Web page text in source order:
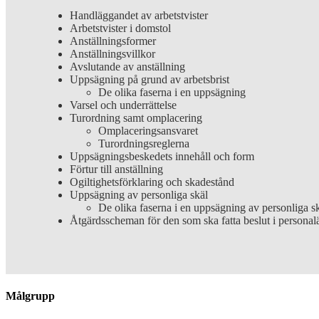
Handläggandet av arbetstvister
Arbetstvister i domstol
Anställningsformer
Anställningsvillkor
Avslutande av anställning
Uppsägning på grund av arbetsbrist
De olika faserna i en uppsägning
Varsel och underrättelse
Turordning samt omplacering
Omplaceringsansvaret
Turordningsreglerna
Uppsägningsbeskedets innehåll och form
Förtur till anställning
Ogiltighetsförklaring och skadestånd
Uppsägning av personliga skäl
De olika faserna i en uppsägning av personliga
Åtgärdsscheman för den som ska fatta beslut i
Målgrupp